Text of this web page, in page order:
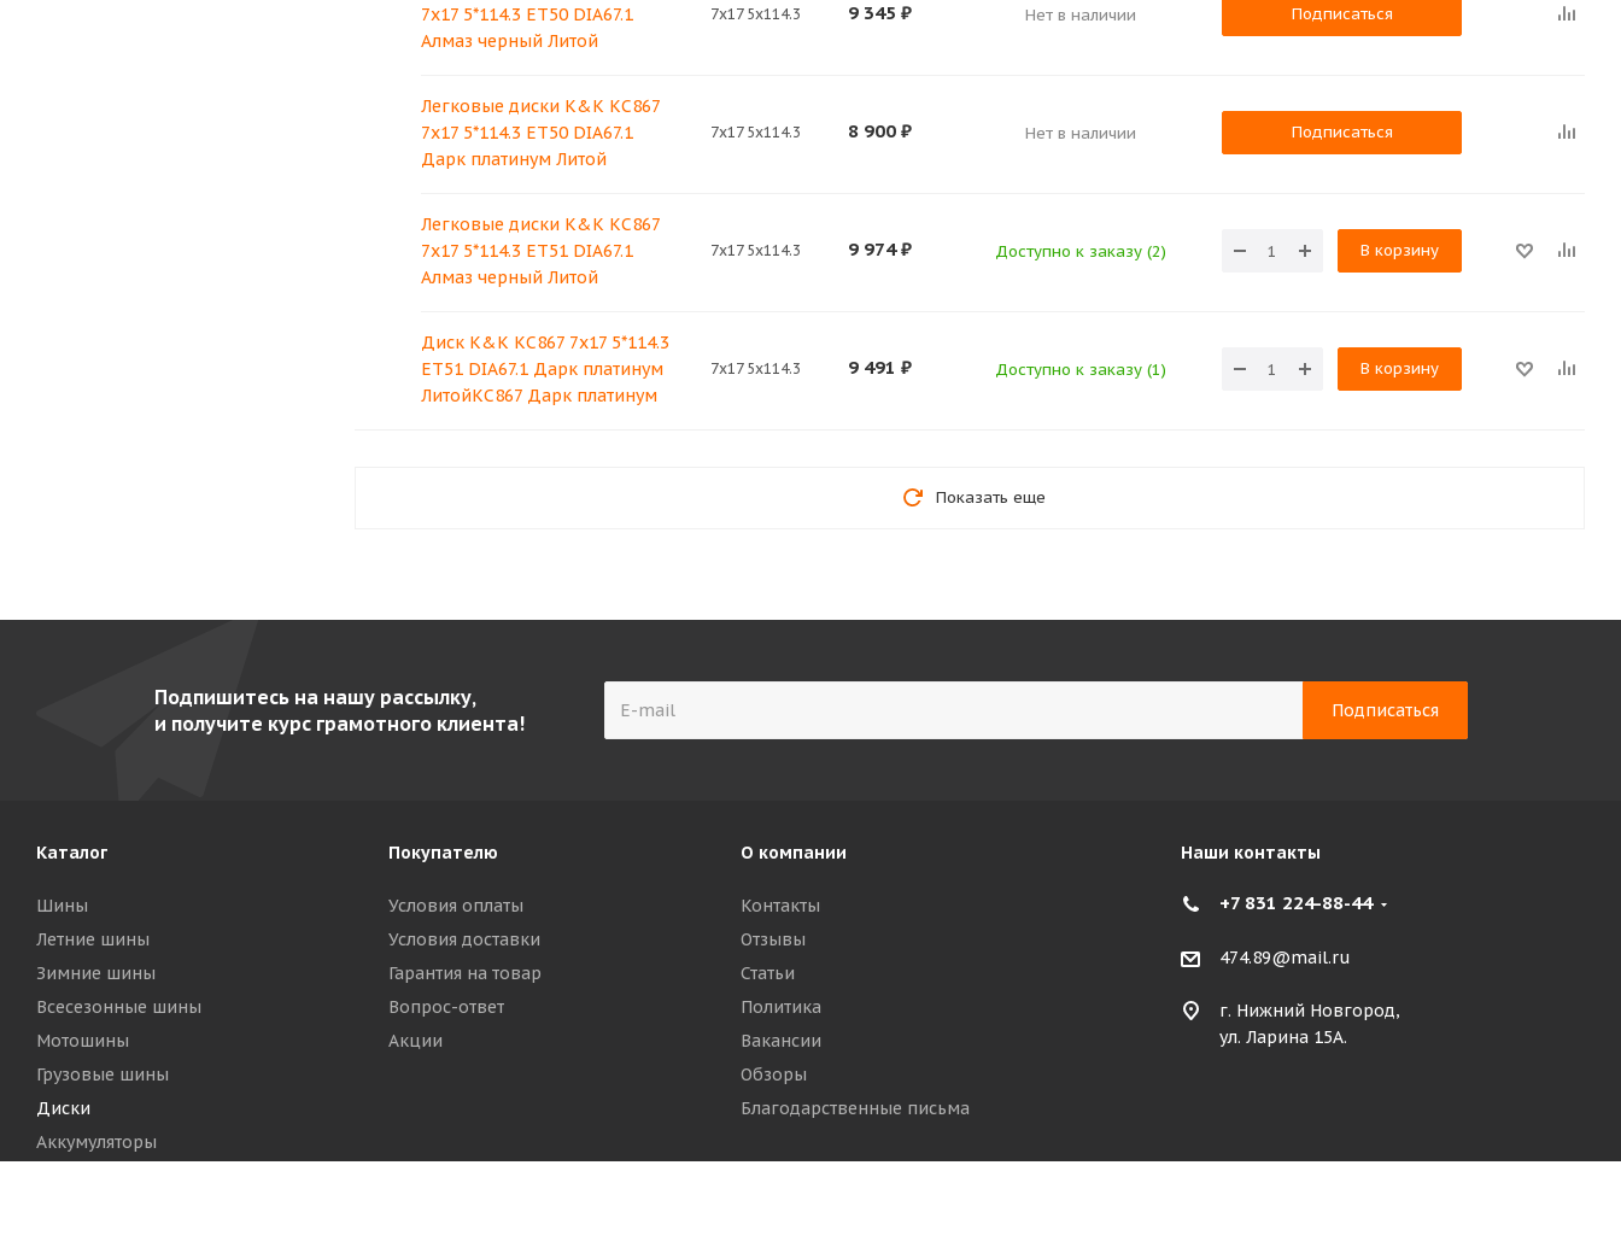
7x17 5*114.3 ET50 DIA67.1
Алмаз черный Литой
7x17 5x114.3 9 345 ₽ Нет в наличии Подписаться
Легковые диски K&K КС867
7x17 5*114.3 ET50 DIA67.1
Дарк платинум Литой
7x17 5x114.3 8 900 ₽ Нет в наличии Подписаться
Легковые диски K&K КС867
7x17 5*114.3 ET51 DIA67.1
Алмаз черный Литой
7x17 5x114.3 9 974₽ Доступно к заказу (2) В корзину
Диск K&K КС867 7x17 5*114.3
ET51 DIA67.1 Дарк платинум
ЛитойКС867 Дарк платинум
7x17 5x114.3 9 491 ₽ Доступно к заказу (1) В корзину
Показать еще
Подпишитесь на нашу рассылку,
и получите курс грамотного клиента!
Каталог
Шины
Летние шины
Зимние шины
Всесезонные шины
Мотошины
Грузовые шины
Диски
Аккумуляторы
Покупателю
Условия оплаты
Условия доставки
Гарантия на товар
Вопрос-ответ
Акции
О компании
Контакты
Отзывы
Статьи
Политика
Вакансии
Обзоры
Благодарственные письма
Наши контакты
+7 831 224-88-44
474.89@mail.ru
г. Нижний Новгород,
ул. Ларина 15А.